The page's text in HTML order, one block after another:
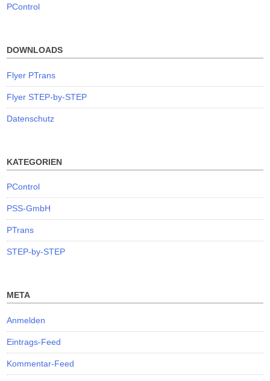
PControl
DOWNLOADS
Flyer PTrans
Flyer STEP-by-STEP
Datenschutz
KATEGORIEN
PControl
PSS-GmbH
PTrans
STEP-by-STEP
META
Anmelden
Eintrags-Feed
Kommentar-Feed